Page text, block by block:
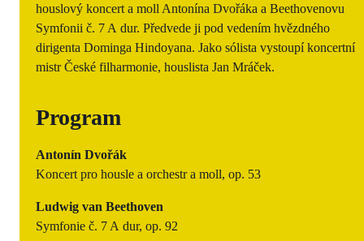
houslový koncert a moll Antonína Dvořáka a Beethovenovu
Symfonii č. 7 A dur. Předvede ji pod vedením hvězdného
dirigenta Dominga Hindoyana. Jako sólista vystoupí koncertní
mistr České filharmonie, houslista Jan Mráček.
Program
Antonín Dvořák
Koncert pro housle a orchestr a moll, op. 53
Ludwig van Beethoven
Symfonie č. 7 A dur, op. 92